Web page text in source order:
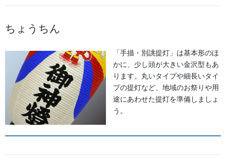
《小松・加賀エリア》 小松「安宅まつり」、小松「おっしょべ
割りまつり」、「山代大田楽」
◆城下町・小松や大聖寺藩の影響を色濃く残す町衆文化の祭りが
伝わっています。小松の「お旅まつり」のほか、加賀温泉卿なら
ではの威勢のいい温泉地での伝統ある祭事が多く行われます。
ちょうちん
「手描・別誂提灯」は基本形のほ
かに、少し頭が大きい金沢型もあ
ります。丸いタイプや細長いタイ
プの提灯など、地域のお祭りや用
途にあわせた提灯を準備しましょ
う。